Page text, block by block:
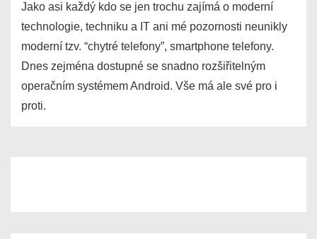
Jako asi každý kdo se jen trochu zajímá o moderní
technologie, techniku a IT ani mé pozornosti neunikly
moderní tzv. “chytré telefony”, smartphone telefony.
Dnes zejména dostupné se snadno rozšiřitelným
operačním systémem Android. Vše má ale své pro i
proti.